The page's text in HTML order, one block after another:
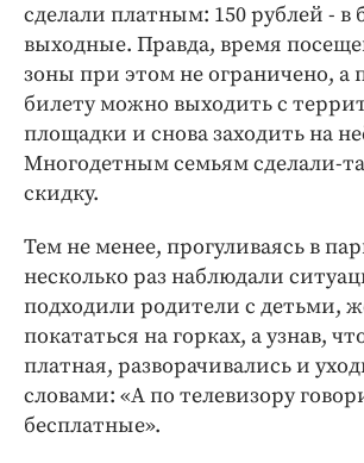
сделали платным: 150 рублей - в
выходные. Правда, время
зоны при этом не ограничено, а
билету можно выходить с
площадки и снова заходить на
Многодетным семьям сделали-
скидку.
Тем не менее, прогуливаясь в
несколько раз наблюдали
подходили родители с детьми,
покататься на горках, а узнав,
платная, разворачивались и
словами: «А по телевизору
бесплатные».